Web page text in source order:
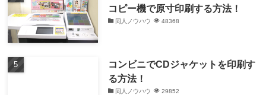
コピー機で原寸印刷する方法！
同人ノウハウ 48368
コンビニでCDジャケットを印刷す
る方法！
同人ノウハウ 29852